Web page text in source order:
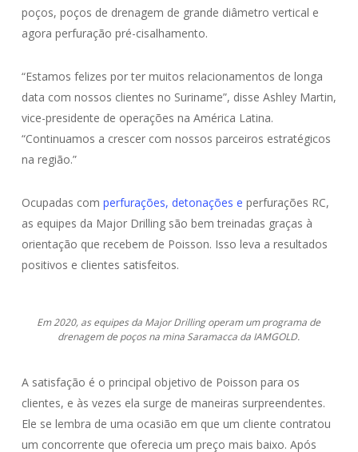
poços, poços de drenagem de grande diâmetro vertical e
agora perfuração pré-cisalhamento.
“Estamos felizes por ter muitos relacionamentos de longa
data com nossos clientes no Suriname”, disse Ashley Martin,
vice-presidente de operações na América Latina.
“Continuamos a crescer com nossos parceiros estratégicos
na região.”
Ocupadas com perfurações, detonações e perfurações RC,
as equipes da Major Drilling são bem treinadas graças à
orientação que recebem de Poisson. Isso leva a resultados
positivos e clientes satisfeitos.
Em 2020, as equipes da Major Drilling operam um programa de
drenagem de poços na mina Saramacca da IAMGOLD.
A satisfação é o principal objetivo de Poisson para os
clientes, e às vezes ela surge de maneiras surpreendentes.
Ele se lembra de uma ocasião em que um cliente contratou
um concorrente que oferecia um preço mais baixo. Após